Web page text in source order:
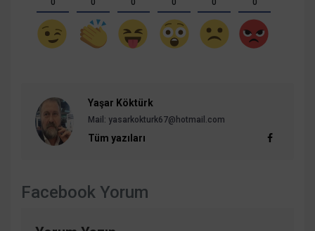
0 0 0 0 0 0
Yaşar Köktürk
Mail: yasarkokturk67@hotmail.com
Tüm yazıları
Facebook Yorum